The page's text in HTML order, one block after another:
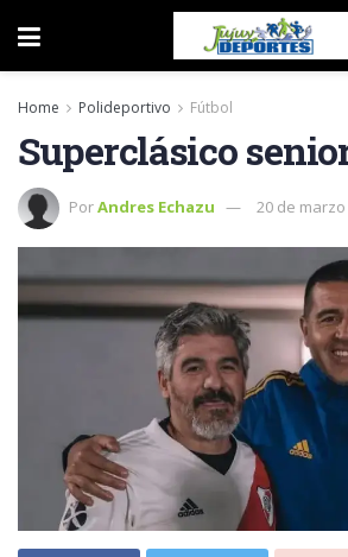
Home Polideportivo Fútbol
Superclásico
PorAndres Echazu 20 de marzo